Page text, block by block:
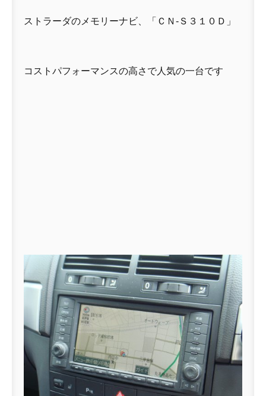
ストラーダのメモリーナビ、「ＣＮ-Ｓ３１０Ｄ」
コストパフォーマンスの高さで人気の一台です